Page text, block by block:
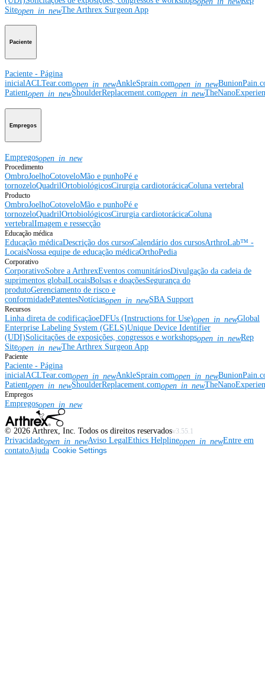
Siteopen_in_newThe Arthrex Surgeon App
Paciente
Paciente - Página
inicialACLTear.comopen_in_newAnkleSprain.comopen_in_new
Patientopen_in_newShoulderReplacement.comopen_in_new
Empregos
Empregosopen_in_new
Procedimento
OmbroJoelhoCotoveloMão e punhoPé e
tornozeloQuadrilOrtobiológicosCirurgia cardiotorácicaColuna vertebral
Producto
OmbroJoelhoCotoveloMão e punhoPé e
tornozeloQuadrilOrtobiológicosCirurgia cardiotorácicaColuna
vertebralImagem e ressecção
Educação médica
Educação médicaDescrição dos cursosCalendário dos cursosArthroLab™ -
LocaisNossa equipe de educação médicaOrthoPedia
Corporativo
CorporativoSobre a ArthrexEventos comunitáriosDivulgação da cadeia de
suprimentos globalLocaisBolsas e doaçõesSegurança do
produtoGerenciamento de risco e
conformidadePatentesNotíciasopen_in_newSBA Support
Recursos
Linha direta de codificaçãoeDFUs (Instructions for Use)open_in_newGlobal
Enterprise Labeling System (GELS)Unique Device Identifier
(UDI)Solicitações de exposições, congressos e workshopsopen_in_newRep
Siteopen_in_newThe Arthrex Surgeon App
Paciente
Paciente - Página
inicial ACLTear.comopen_in_newAnkleSprain.comopen_in_new
Patientopen_in_newShoulderReplacement.comopen_in_new
Empregos
Empregosopen_in_new
© 2026 Arthrex, Inc. Todos os direitos reservadosv3.55.1
Privacidadeopen_in_newAviso LegalEthics Helplineopen_in_newEntre em
contatoAjuda Cookie Settings